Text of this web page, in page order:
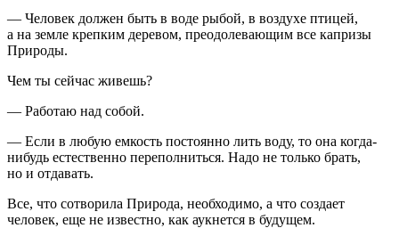
— Человек должен быть в воде рыбой, в воздухе птицей,
а на земле крепким деревом, преодолевающим все капризы
Природы.
Чем ты сейчас живешь?
— Работаю над собой.
— Если в любую емкость постоянно лить воду, то она когда-
нибудь естественно переполниться. Надо не только брать,
но и отдавать.
Все, что сотворила Природа, необходимо, а что создает
человек, еще не известно, как аукнется в будущем.